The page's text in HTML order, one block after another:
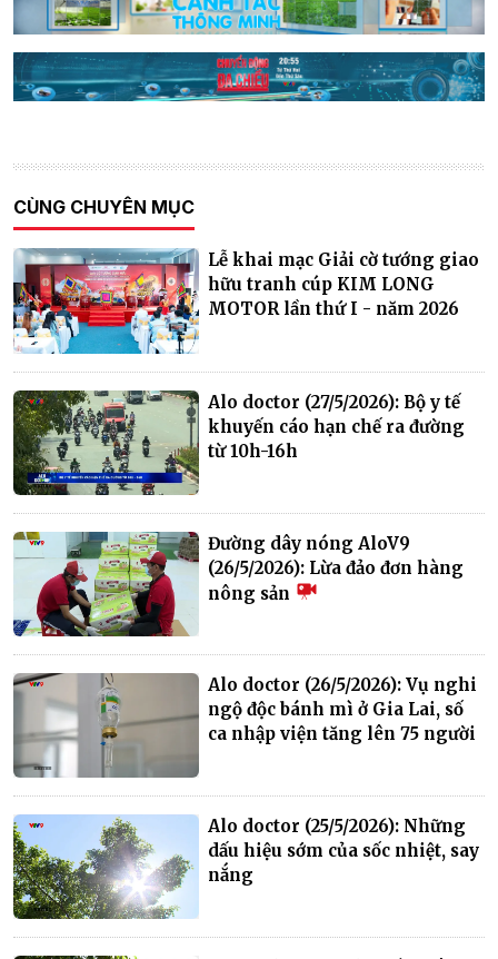
CÙNG CHUYÊN MỤC
Lễ khai mạc Giải cờ tướng giao
hữu tranh cúp KIM LONG
MOTOR lần thứ I - năm 2026
Alo doctor (27/5/2026): Bộ y tế
khuyến cáo hạn chế ra đường
từ 10h-16h
Đường dây nóng AloV9
(26/5/2026): Lừa đảo đơn hàng
nông sản
Alo doctor (26/5/2026): Vụ nghi
ngộ độc bánh mì ở Gia Lai, số
ca nhập viện tăng lên 75 người
Alo doctor (25/5/2026): Những
dấu hiệu sớm của sốc nhiệt, say
nắng